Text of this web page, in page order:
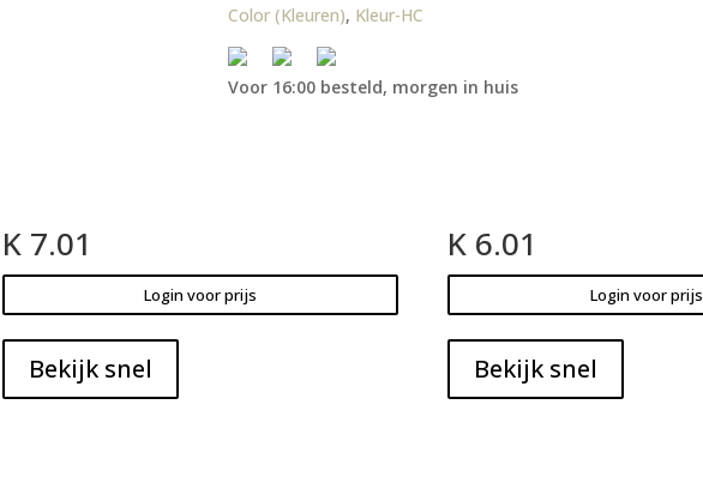
Color (Kleuren), Kleur-HC
Voor 16:00 besteld, morgen in huis
K 7.01
Login voor prijs
Bekijk snel
K 6.01
Login voor prijs
Bekijk snel